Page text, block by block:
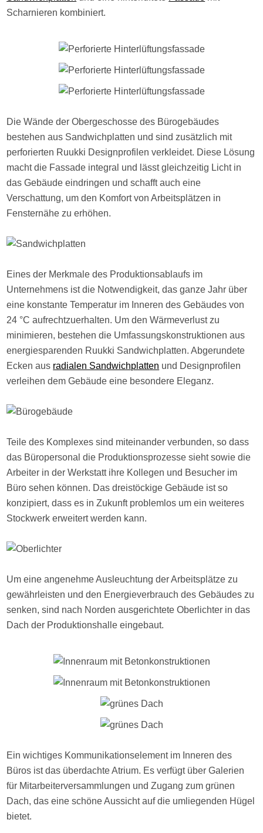
Scharnieren kombiniert.
Die Wände der Obergeschosse des Bürogebäudes
bestehen aus Sandwichplatten und sind zusätzlich mit
perforierten Ruukki Designprofilen verkleidet. Diese Lösung
macht die Fassade integral und lässt gleichzeitig Licht in
das Gebäude eindringen und schafft auch eine
Verschattung, um den Komfort von Arbeitsplätzen in
Fensternähe zu erhöhen.
Eines der Merkmale des Produktionsablaufs im
Unternehmens ist die Notwendigkeit, das ganze Jahr über
eine konstante Temperatur im Inneren des Gebäudes von
24 °C aufrechtzuerhalten. Um den Wärmeverlust zu
minimieren, bestehen die Umfassungskonstruktionen aus
energiesparenden Ruukki Sandwichplatten. Abgerundete
Ecken aus radialen Sandwichplatten und Designprofilen
verleihen dem Gebäude eine besondere Eleganz.
Teile des Komplexes sind miteinander verbunden, so dass
das Büropersonal die Produktionsprozesse sieht sowie die
Arbeiter in der Werkstatt ihre Kollegen und Besucher im
Büro sehen können. Das dreistöckige Gebäude ist so
konzipiert, dass es in Zukunft problemlos um ein weiteres
Stockwerk erweitert werden kann.
Um eine angenehme Ausleuchtung der Arbeitsplätze zu
gewährleisten und den Energieverbrauch des Gebäudes zu
senken, sind nach Norden ausgerichtete Oberlichter in das
Dach der Produktionshalle eingebaut.
Ein wichtiges Kommunikationselement im Inneren des
Büros ist das überdachte Atrium. Es verfügt über Galerien
für Mitarbeiterversammlungen und Zugang zum grünen
Dach, das eine schöne Aussicht auf die umliegenden Hügel
bietet.